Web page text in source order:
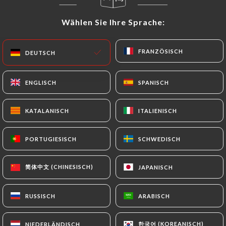
Wählen Sie Ihre Sprache:
DEUTSCH FRANZÖSISCH
ENGLISCH SPANISCH
KATALANISCH ITALIENISCH
PORTUGIESISCH SCHWEDISCH
简体中文 (CHINESISCH) JAPANISCH
RUSSISCH ARABISCH
NIEDERLÄNDISCH 한국어 (KOREANISCH)
/
Kontakt
Cevicheria Bon Bon
Wählen Sie Ihre Sprache:
DEUTSCH FRANZÖSISCH
ENGLISCH SPANISCH
KATALANISCH ITALIENISCH
PORTUGIESISCH SCHWEDISCH
简体中文 (CHINESISCH) JAPANISCH
RUSSISCH ARABISCH
NIEDERLÄNDISCH 한국어 (KOREANISCH)